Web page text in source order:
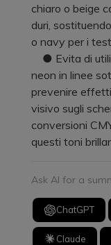
chiaro o beige
duri,
o navy per i
● Evita di
neon in linee
prevenire
visivo sugli
conversioni
questi toni
Ask AI for a
ChatGPT
Claude